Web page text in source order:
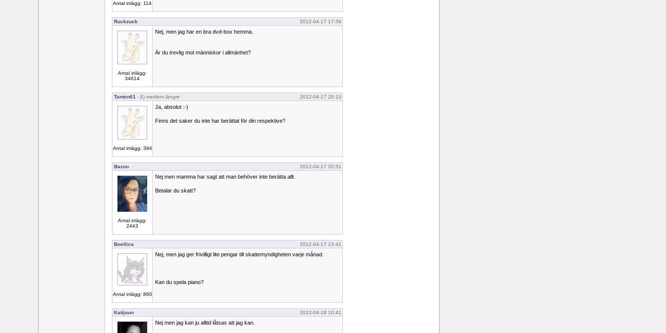
Antal inlägg: 114
Ruckzuck 2012-04-17 17:56
Antal inlägg:
34614
Nej, men jag har en bra dvd-box hemma.
Är du trevlig mot människor i allmänhet?
Tanten61 - Ej medlem längre 2012-04-17 20:13
Antal inlägg: 394
Ja, absolut :-)
Finns det saker du inte har berättat för din respektive?
Bazoo 2012-04-17 20:51
Antal inlägg:
2443
Nej men mamma har sagt att man behöver inte berätta allt.
Betalar du skatt?
Boellica 2012-04-17 23:41
Antal inlägg: 860
Nej, men jag ger frivilligt lite pengar till skattemyndigheten varje månad.
Kan du spela piano?
Katijoun 2012-04-18 10:41
Nej men jag kan ju alltid låtsas att jag kan.